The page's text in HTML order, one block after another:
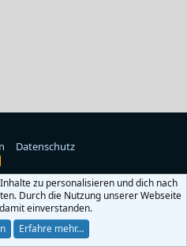
Datenschutz
zu personalisieren und dich nach
Durch die Nutzung unserer Webseite
einverstanden.
Erfahre mehr…